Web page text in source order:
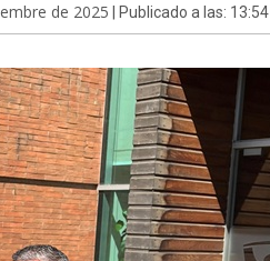
de 2025 | Publicado a las: 13:54